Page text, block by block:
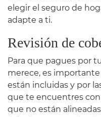
elegir el seguro de
adapte a ti.
Revisión de
Para que pagues por
merece, es
están incluidas y por
que te encuentres
que no están